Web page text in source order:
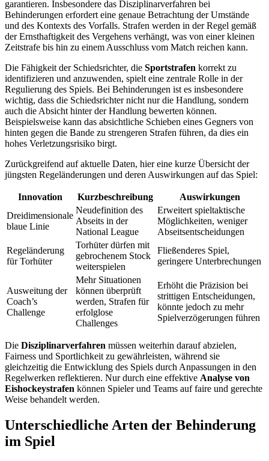
garantieren. Insbesondere das Disziplinarverfahren bei
Behinderungen erfordert eine genaue Betrachtung der Umstände
und des Kontexts des Vorfalls. Strafen werden in der Regel gemäß
der Ernsthaftigkeit des Vergehens verhängt, was von einer kleinen
Zeitstrafe bis hin zu einem Ausschluss vom Match reichen kann.
Die Fähigkeit der Schiedsrichter, die Sportstrafen korrekt zu
identifizieren und anzuwenden, spielt eine zentrale Rolle in der
Regulierung des Spiels. Bei Behinderungen ist es insbesondere
wichtig, dass die Schiedsrichter nicht nur die Handlung, sondern
auch die Absicht hinter der Handlung bewerten können.
Beispielsweise kann das absichtliche Schieben eines Gegners von
hinten gegen die Bande zu strengeren Strafen führen, da dies ein
hohes Verletzungsrisiko birgt.
Zurückgreifend auf aktuelle Daten, hier eine kurze Übersicht der
jüngsten Regeländerungen und deren Auswirkungen auf das Spiel:
Innovation Kurzbeschreibung
Auswirkungen
Dreidimensionale
blaue Linie
Neudefinition des
Abseits in der
National League
Erweitert spieltaktische
Möglichkeiten, weniger
Abseitsentscheidungen
Regeländerung
für Torhüter
Torhüter dürfen mit
gebrochenem Stock
weiterspielen
Fließenderes Spiel,
geringere Unterbrechungen
Ausweitung der
Coach’s
Challenge
Mehr Situationen
können überprüft
werden, Strafen für
erfolglose
Challenges
Erhöht die Präzision bei
strittigen Entscheidungen,
könnte jedoch zu mehr
Spielverzögerungen führen
Die Disziplinarverfahren müssen weiterhin darauf abzielen,
Fairness und Sportlichkeit zu gewährleisten, während sie
gleichzeitig die Entwicklung des Spiels durch Anpassungen in den
Regelwerken reflektieren. Nur durch eine effektive Analyse von
Eishockeystrafen können Spieler und Teams auf faire und gerechte
Weise behandelt werden.
Unterschiedliche Arten der Behinderung
im Spiel